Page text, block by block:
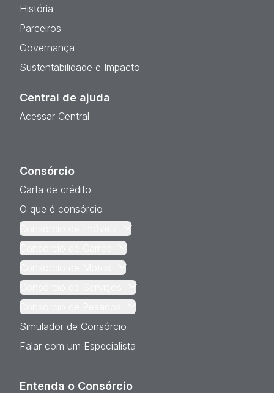
História
Parceiros
Governança
Sustentabilidade e Impacto
Central de ajuda
Acessar Central
Consórcio
Carta de crédito
O que é consórcio
Simulador de Consórcio
Falar com um Especialista
Entenda o Consórcio